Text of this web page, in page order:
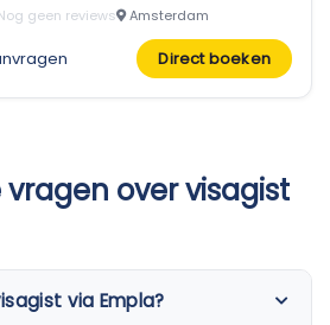
geen reviews Amsterdam
Direct boeken
over visagist
via Empla?